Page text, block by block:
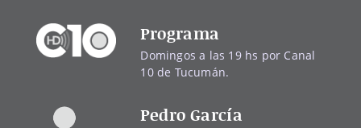
Programa
Domingos a las 19 hs por Canal
10 de Tucumán.
Pedro García